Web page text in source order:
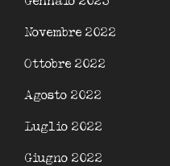
Novembre 2022
Ottobre 2022
Agosto 2022
Luglio 2022
Giugno 2022